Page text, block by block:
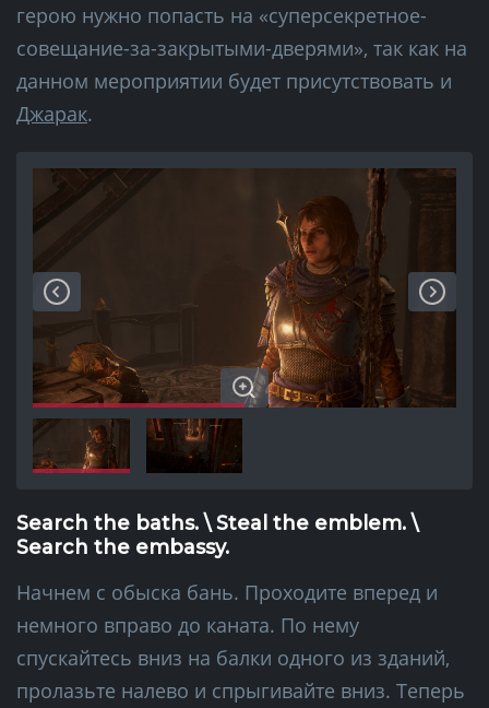
герою нужно попасть на «суперсекретное-
совещание-за-закрытыми-дверями», так как на
данном мероприятии будет присутствовать и
Джарак.
Search the baths. \ Steal the emblem. \
Search the embassy.
Начнем с обыска бань. Проходите вперед и
немного вправо до каната. По нему
спускайтесь вниз на балки одного из зданий,
пролазьте налево и спрыгивайте вниз. Теперь